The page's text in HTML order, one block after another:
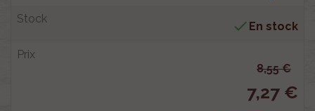
 En stock
8,55 €
7,27 €